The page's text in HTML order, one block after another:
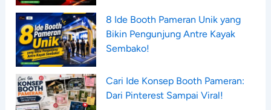
8 Ide Booth Pameran Unik yang
Bikin Pengunjung Antre Kayak
Sembako!
Cari Ide Konsep Booth Pameran:
Dari Pinterest Sampai Viral!